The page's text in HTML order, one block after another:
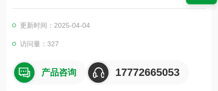
械机械液压系统中的油、气、水为介质的固定管道的安装。是
更新时间：2025-04-04
访问量：327
产品咨询 17772665053